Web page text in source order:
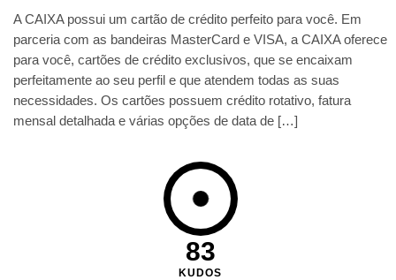
A CAIXA possui um cartão de crédito perfeito para você. Em
parceria com as bandeiras MasterCard e VISA, a CAIXA oferece
para você, cartões de crédito exclusivos, que se encaixam
perfeitamente ao seu perfil e que atendem todas as suas
necessidades. Os cartões possuem crédito rotativo, fatura
mensal detalhada e várias opções de data de […]
83
KUDOS